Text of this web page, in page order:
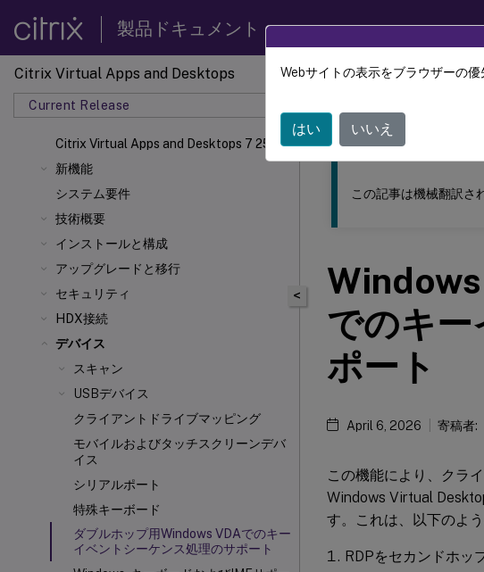
製品ドキュメント
Citrix Virtual Apps and Desktops
Current Release
Citrix Virtual Apps and Desktops 7 2511
新機能
システム要件
技術概要
インストールと構成
アップグレードと移行
セキュリティ
HDX接続
デバイス
スキャン
USBデバイス
クライアントドライブマッピング
モバイルおよびタッチスクリーンデバ
イス
シリアルポート
特殊キーボード
ダブルホップ用Windows VDAでのキー
イベントシーケンス処理のサポート
このコンテンツは動的に機械翻
Citrix Virtual Apps and
<
この記事は機械翻訳さ
でのキ
ポート
April 6, 2026 寄稿者:
この機能により、クラ
Windows Virtual
す。これは、以下のよ
RDPをセカンドホッ
Webサイトの表示をブラウザーの
はい いいえ